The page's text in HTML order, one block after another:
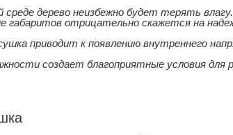
дерево неизбежно будет терять
габаритов отрицательно скажется на
приводит к появлению внутреннего
создает благоприятные условия